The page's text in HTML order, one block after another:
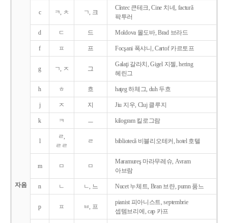
자음
c ㅋ, ㅊ ㄱ, 크
Cîntec 큰테크, Cine 치네, facturǎ
팍투러
d ㄷ 드 Moldova 몰도바, Brad 브라드
f ㅍ 프 Focşani 폭샤니, Cartof 카르토프
g ㄱ, ㅈ 그
Galaţi 갈라치, Gigel 지젤, hering
헤린그
h ㅎ 흐 haţeg 하체그, duh 두흐
j ㅈ 지 Jiu 지우, Cluj 클루지
k ㅋ ㅡ kilogram 킬로그람
l
ㄹ,
ㄹㄹ
ㄹ bibliotecǎ 비블리오테커, hotel 호텔
m ㅁ ㅁ
Maramureş 마라무레슈, Avram
아브람
n ㄴ ㄴ, 느 Nucet 누체트, Bran 브란, pumn 품느
p ㅍ ㅂ, 프
pianist 피아니스트, septembrie
셉템브리에, cap 카프